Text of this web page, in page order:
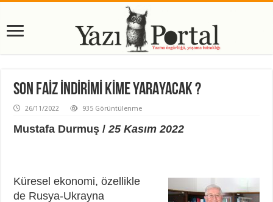
SON FAİZ İNDİRİMİ KİME YARAYACAK ?
26/11/2022 935 Görüntülenme
Mustafa Durmuş /25 Kasım 2022
Küresel ekonomi, özellikle
de Rusya-Ukrayna